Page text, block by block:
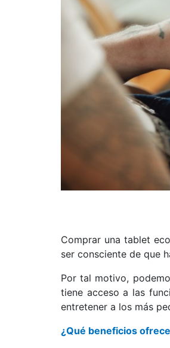
Comprar una tablet
ser consciente de que
Por tal motivo,
tiene acceso a las
entretener a los más
¿Qué beneficios